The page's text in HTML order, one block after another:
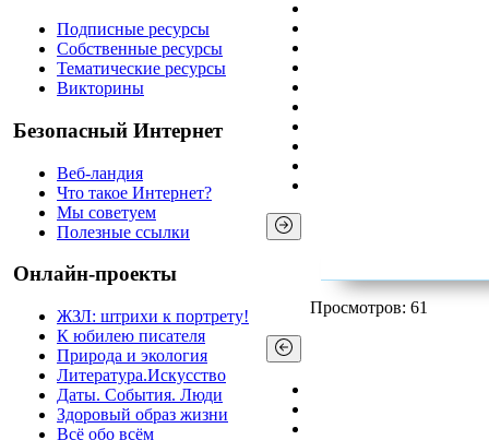
Подписные ресурсы
Собственные ресурсы
Тематические ресурсы
Викторины
Безопасный Интернет
Веб-ландия
Что такое Интернет?
Мы советуем
Полезные ссылки
Онлайн-проекты
ЖЗЛ: штрихи к портрету!
К юбилею писателя
Природа и экология
Литература.Искусство
Даты. События. Люди
Здоровый образ жизни
Всё обо всём
Просмотров: 61